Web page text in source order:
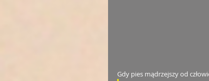
Gdy pies mądrzejszy od